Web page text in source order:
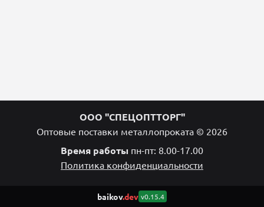
ООО "СПЕЦОПТТОРГ"
Оптовые поставки металлопроката © 2026
Время работы пн-пт: 8.00-17.00
Политика конфиденциальности
baikov.dev v0.15.4